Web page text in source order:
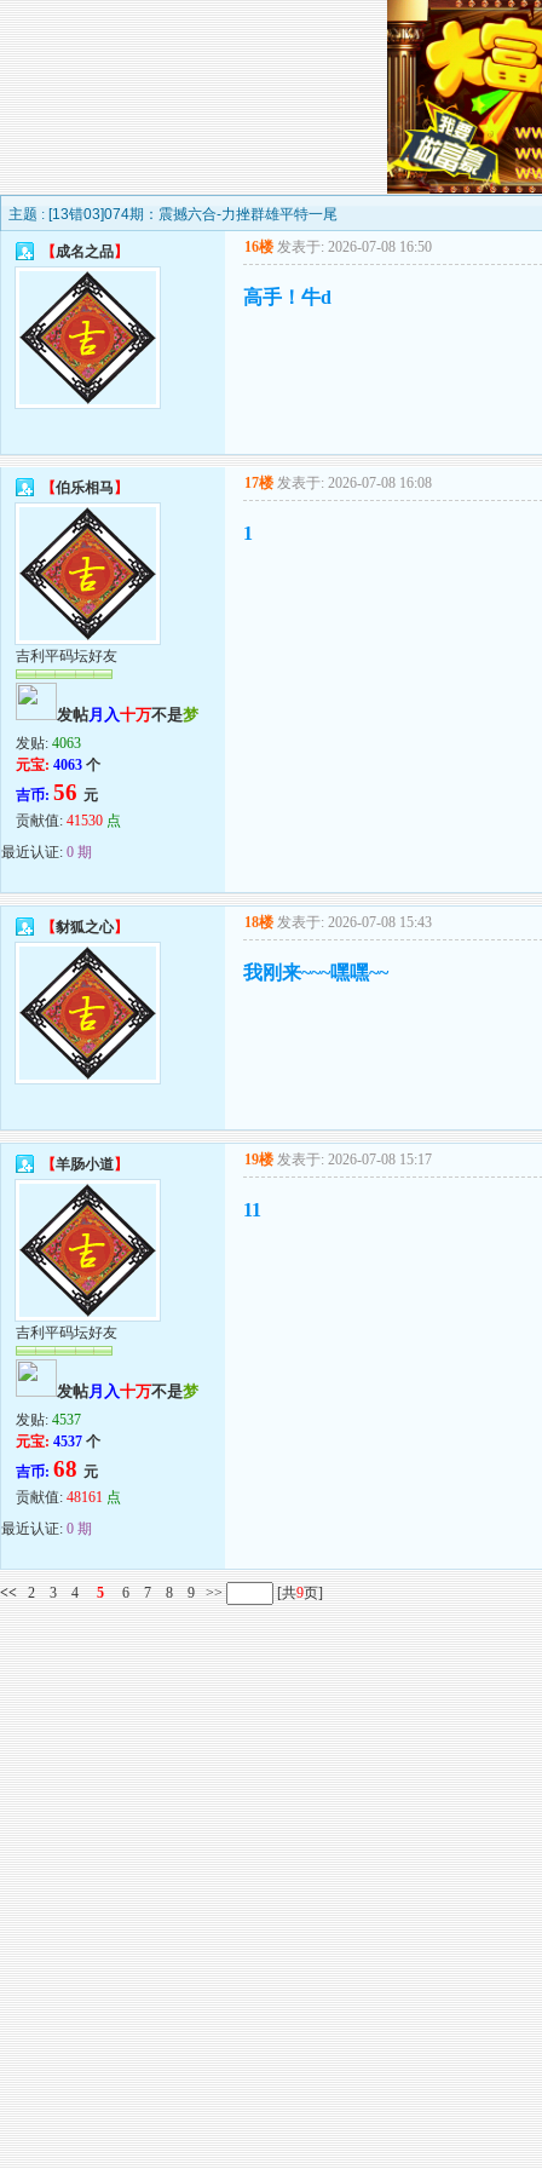
主题 : [13错03]074期：震撼六合-力挫群雄平特一尾
【成名之品】 16楼 发表于: 2026-07-08 16:50
高手！牛d
【伯乐相马 】
吉利平码坛好友
发帖月入十万不是梦
发贴: 4063
元宝: 4063 个
吉币: 56 元
贡献值: 41530 点
最近认证: 0 期
17楼 发表于: 2026-07-08 16:08
1
【豺狐之心】 18楼 发表于: 2026-07-08 15:43
我刚来~~~嘿嘿~~
【羊肠小道】
吉利平码坛好友
发帖月入十万不是梦
发贴: 4537
元宝: 4537 个
吉币: 68 元
贡献值: 48161 点
最近认证: 0 期
19楼 发表于: 2026-07-08 15:17
11
<< 2 3 4 5 6 7 8 9 >> [共9页]